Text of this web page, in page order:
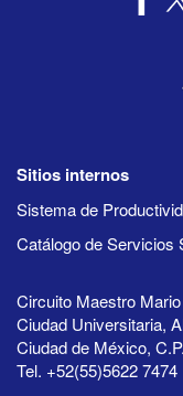
Sitios internos
Sistema de
Catálogo de Servicios
Circuito Maestro
Ciudad Universitaria,
Ciudad de México,
Tel. +52(55)5622 7474